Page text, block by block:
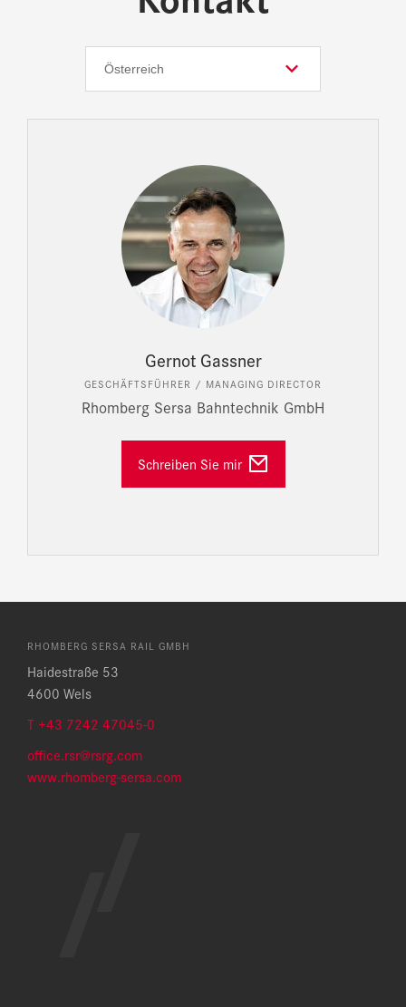
Gernot Gassner
GESCHÄFTSFÜHRER / MANAGING DIRECTOR
Rhomberg Sersa Bahntechnik GmbH
Schreiben Sie mir
RHOMBERG SERSA RAIL GMBH
Haidestraße 53
4600 Wels
T +43 7242 47045-0
office.rsr@rsrg.com
www.rhomberg-sersa.com